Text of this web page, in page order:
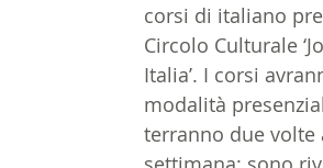
08 - ITALIANI IN OCEANIA
11 - ITALIANI ALL'ESTERO
corsi di italiano
Circolo Culturale
Italia’. I corsi
modalità
terranno due volte